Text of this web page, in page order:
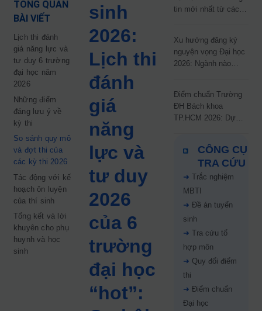
TỔNG QUAN
BÀI VIẾT
Lịch thi đánh
giá năng lực và
tư duy 6 trường
đại học năm
2026
Những điểm
đáng lưu ý về
kỳ thi
So sánh quy mô
và đợt thi của
các kỳ thi 2026
Tác động với kế
hoạch ôn luyện
của thí sinh
Tổng kết và lời
khuyên cho phụ
huynh và học
sinh
sinh
2026:
Lịch thi
đánh
giá
năng
lực và
tư duy
2026
của 6
trường
đại học
“hot”:
tin mới nhất từ các
Xu hướng đăng ký
nguyện vọng Đại học
2026: Ngành nào
Điểm chuẩn Trường
ĐH Bách khoa
TP.HCM 2026: Dự
67%
CÔNG CỤ
TRA CỨU
➜ Trắc nghiệm
MBTI
➜ Đề án tuyển
sinh
➜ Tra cứu tổ
hợp môn
➜ Quy đổi điểm
thi
➜ Điểm chuẩn
Đại học